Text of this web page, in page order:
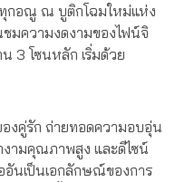
ทุกอณู ณ บูติกโฉมใหม่แห่ง
มความงดงามของไฟน์จิ
าน 3 โซนหลัก เริ่มด้วย
งคู่รัก ถ่ายทอดความอบอุ่น
ามคุณภาพสูง และดีไซน์
อันเป็นเอกลักษณ์ของการ